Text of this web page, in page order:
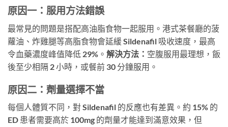
原因一：服用方法錯誤
最常見的問題是搭配高油脂食物一起服用。港式茶餐廳的菠
蘿油、炸雞腿等高脂食物會延緩 Sildenafil 吸收速度，最高
令血藥濃度峰值降低 29%。 解決方法： 空腹服用最理想，飯
後至少相隔 2 小時，或餐前 30 分鐘服用。
原因二：劑量選擇不當
每個人體質不同，對 Sildenafil 的反應也有差異。約 15% 的
ED 患者需要高於 100mg 的劑量才能達到滿意效果，但